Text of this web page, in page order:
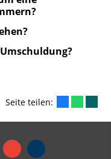
Seite teilen: